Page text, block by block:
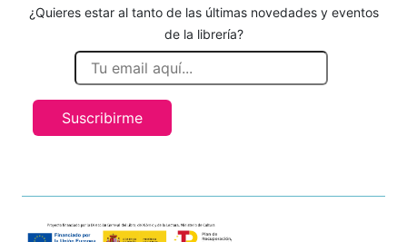
¿Quieres estar al tanto de las últimas novedades y eventos
de la librería?
Suscribirme